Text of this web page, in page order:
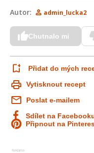
Autor: admin_lucka2
Chutnalo mi
Přidat do mých
Vytisknout recept
Poslat e-mailem
Sdílet na
Připnout na
Reklama